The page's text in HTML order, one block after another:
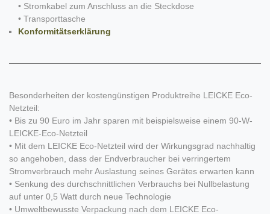
• Stromkabel zum Anschluss an die Steckdose
• Transporttasche
Konformitätserklärung
Besonderheiten der kostengünstigen Produktreihe LEICKE Eco-
Netzteil:
• Bis zu 90 Euro im Jahr sparen mit beispielsweise einem 90-W-
LEICKE-Eco-Netzteil
• Mit dem LEICKE Eco-Netzteil wird der Wirkungsgrad nachhaltig
so angehoben, dass der Endverbraucher bei verringertem
Stromverbrauch mehr Auslastung seines Gerätes erwarten kann
• Senkung des durchschnittlichen Verbrauchs bei Nullbelastung
auf unter 0,5 Watt durch neue Technologie
• Umweltbewusste Verpackung nach dem LEICKE Eco-